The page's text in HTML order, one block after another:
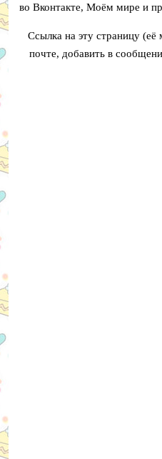
во Вконтакте, Моём мире и
Ссылка на эту страницу
почте, добавить в